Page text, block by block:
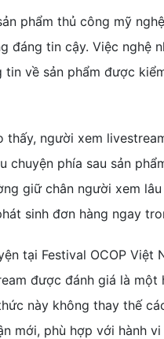
phẩm thủ công mỹ
đáng tin cậy. Việc nghệ
tin về sản phẩm được
thấy, người xem
chuyện phía sau sản
giữ chân người xem
sinh đơn hàng ngay
tại Festival OCOP
được đánh giá là
này không thay thế
mới, phù hợp với hành